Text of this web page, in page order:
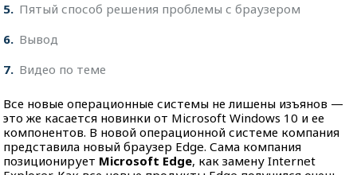
5 Пятый способ решения проблемы с браузером
6 Вывод
7 Видео по теме
Все новые операционные системы не лишены изъянов —
это же касается новинки от Microsoft Windows 10 и ее
компонентов. В новой операционной системе компания
представила новый браузер Edge. Сама компания
позиционирует Microsoft Edge, как замену Internet